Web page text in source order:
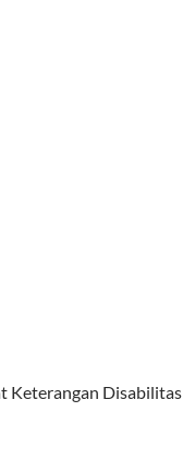
Keterangan Disabilitas